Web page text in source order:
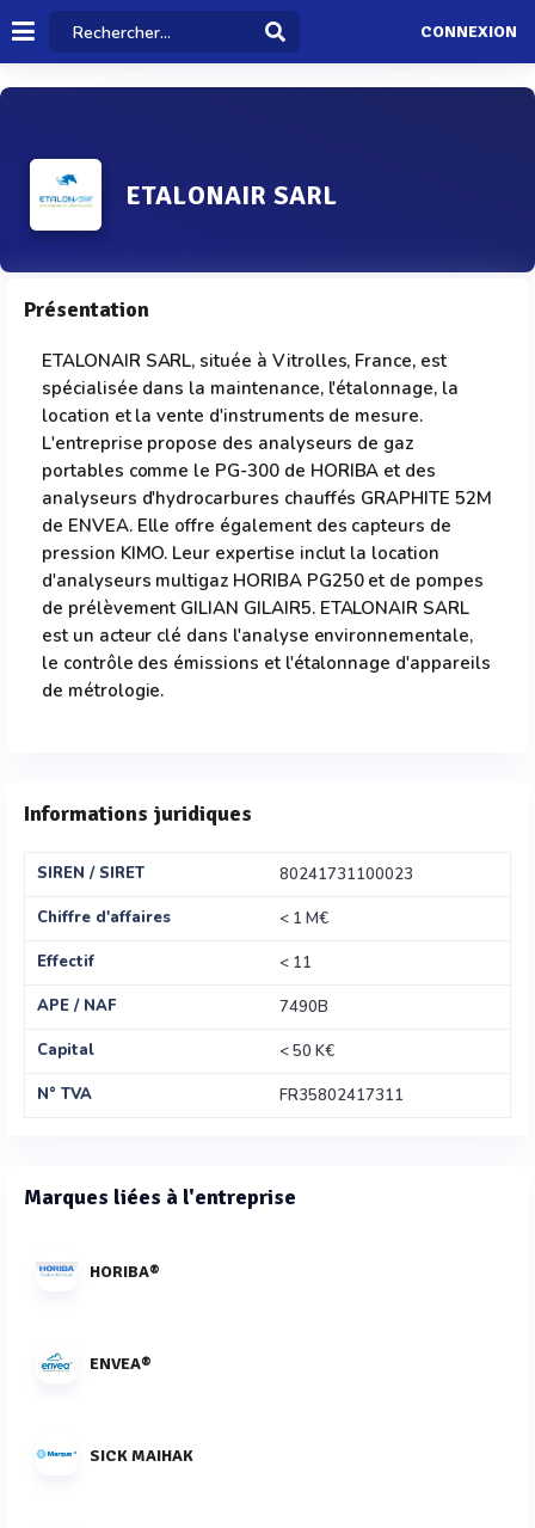
CONNEXION
ETALONAIR SARL
Présentation
ETALONAIR SARL, située à Vitrolles, France, est
spécialisée dans la maintenance, l'étalonnage, la
location et la vente d'instruments de mesure.
L'entreprise propose des analyseurs de gaz
portables comme le PG-300 de HORIBA et des
analyseurs d'hydrocarbures chauffés GRAPHITE 52M
de ENVEA. Elle offre également des capteurs de
pression KIMO. Leur expertise inclut la location
d'analyseurs multigaz HORIBA PG250 et de pompes
de prélèvement GILIAN GILAIR5. ETALONAIR SARL
est un acteur clé dans l'analyse environnementale,
le contrôle des émissions et l'étalonnage d'appareils
de métrologie.
Informations juridiques
SIREN / SIRET
80241731100023
Chiffre d'affaires
< 1 M€
Effectif
< 11
APE / NAF
7490B
Capital
< 50 K€
N° TVA
FR35802417311
Marques liées à l'entreprise
HORIBA®
ENVEA®
SICK MAIHAK